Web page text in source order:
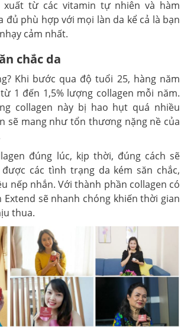
xuất từ các vitamin tự nhiên và hàm
đủ phù hợp với mọi làn da kể cả là bạn
cảm nhất.
chắc da
Khi bước qua độ tuổi 25, hàng năm
1 đến 1,5% lượng collagen mỗi năm.
collagen này bị hao hụt quá nhiều
sẽ mang như tổn thương nặng nề của
đúng lúc, kịp thời, đúng cách sẽ
các tình trạng da kém săn chắc,
nếp nhắn. Với thành phần collagen có
sẽ nhanh chóng khiến thời gian
thua.